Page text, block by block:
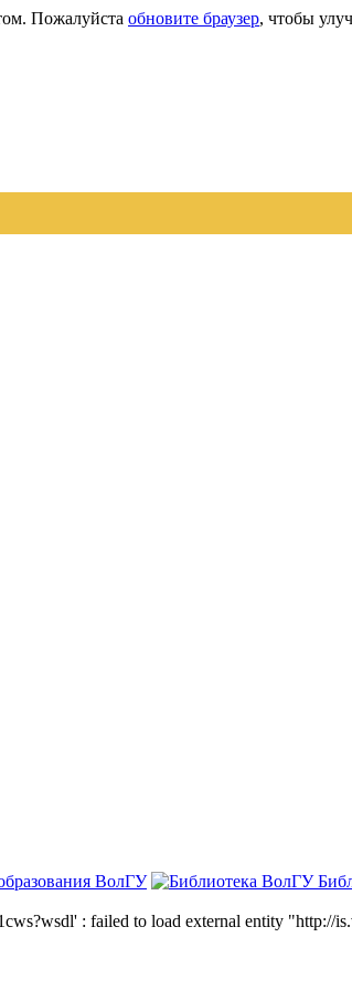
Пожалуйста обновите браузер, чтобы
ВолГУ
: failed to load external entity "http://